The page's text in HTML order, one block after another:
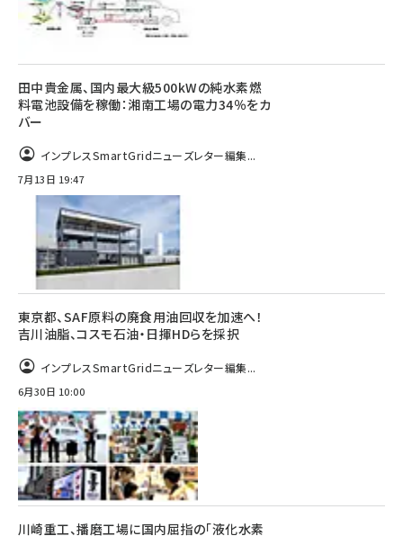
田中貴金属、国内最大級500kWの純水素燃
料電池設備を稼働：湘南工場の電力34％をカ
バー
インプレスSmartGridニューズレター編集...
7月13日 19:47
東京都、SAF原料の廃食用油回収を加速へ！
吉川油脂、コスモ石油・日揮HDらを採択
インプレスSmartGridニューズレター編集...
6月30日 10:00
川崎重工、播磨工場に国内屈指の「液化水素